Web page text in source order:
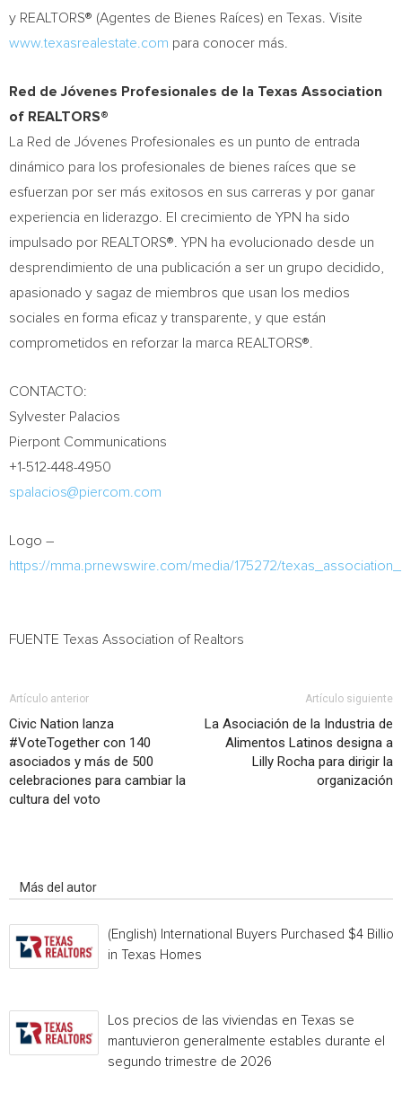
y REALTORS® (Agentes de Bienes Raíces) en Texas . Visite
www.texasrealestate.com para conocer más.
Red de Jóvenes Profesionales de la Texas Association
of REALTORS®
La Red de Jóvenes Profesionales es un punto de entrada
dinámico para los profesionales de bienes raíces que se
esfuerzan por ser más exitosos en sus carreras y por ganar
experiencia en liderazgo. El crecimiento de YPN ha sido
impulsado por REALTORS®. YPN ha evolucionado desde un
desprendimiento de una publicación a ser un grupo decidido,
apasionado y sagaz de miembros que usan los medios
sociales en forma eficaz y transparente, y que están
comprometidos en reforzar la marca REALTORS®.
CONTACTO:
Sylvester Palacios
Pierpont Communications
+1-512-448-4950
spalacios@piercom.com
Logo –
https://mma.prnewswire.com/media/175272/
FUENTE Texas Association of Realtors
Artículo anterior
Civic Nation lanza
#VoteTogether con 140
asociados y más de 500
celebraciones para cambiar la
cultura del voto
Artículo siguiente
La Asociación de la Industria de
Alimentos Latinos designa a
Lilly Rocha para dirigir la
organización
Más del autor
(English) International Buyers Purchased $4 Billion
in Texas Homes
Los precios de las viviendas en Texas se
mantuvieron generalmente estables durante el
segundo trimestre de 2026